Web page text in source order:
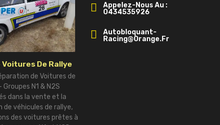
Voitures De Rallye
de Voitures de
Groupes N1 & N2S
dans la vente et la
de véhicules de rallye,
des voitures prêtes à
Appelez-Nous Au :
0434535926
Autobloquant-
Racing@orange.fr